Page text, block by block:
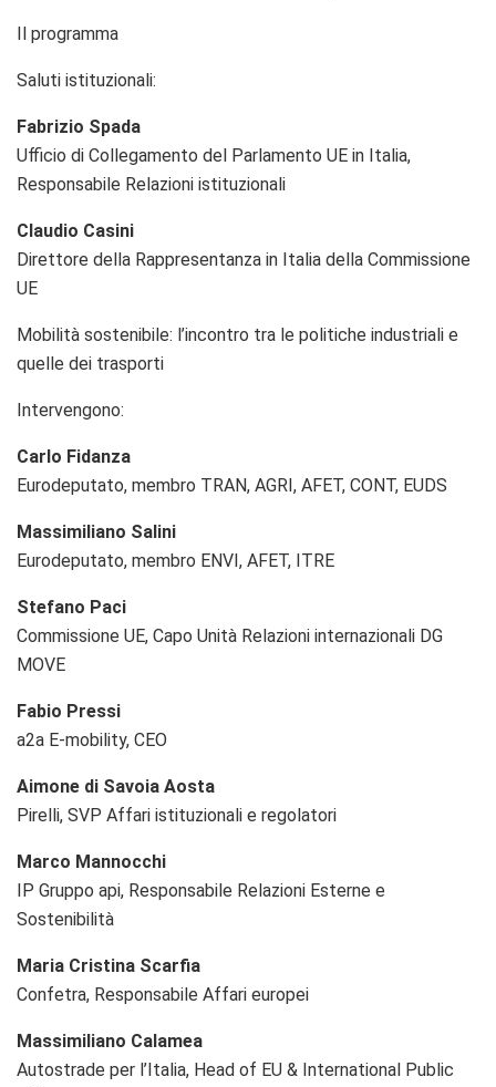
Il programma
Saluti istituzionali:
Fabrizio Spada
Ufficio di Collegamento del Parlamento UE in Italia,
Responsabile Relazioni istituzionali
Claudio Casini
Direttore della Rappresentanza in Italia della Commissione
UE
Mobilità sostenibile: l’incontro tra le politiche industriali e
quelle dei trasporti
Intervengono:
Carlo Fidanza
Eurodeputato, membro TRAN, AGRI, AFET, CONT, EUDS
Massimiliano Salini
Eurodeputato, membro ENVI, AFET, ITRE
Stefano Paci
Commissione UE, Capo Unità Relazioni internazionali DG
MOVE
Fabio Pressi
a2a E-mobility, CEO
Aimone di Savoia Aosta
Pirelli, SVP Affari istituzionali e regolatori
Marco Mannocchi
IP Gruppo api, Responsabile Relazioni Esterne e
Sostenibilità
Maria Cristina Scarfia
Confetra, Responsabile Affari europei
Massimiliano Calamea
Autostrade per l’Italia, Head of EU & International Public